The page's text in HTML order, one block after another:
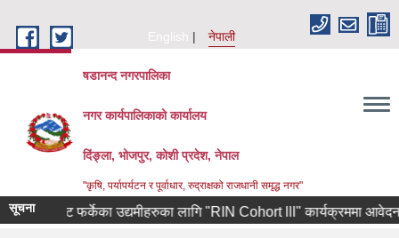
English
नेपाली
षडानन्द नगरपालिका
नगर कार्यपालिकाको कार्यालय
दिंङ्ला, भोजपुर, कोशी प्रदेश, नेपाल
"कृषि, पर्यापर्यटन र पूर्वाधार, रुद्राक्षको राजधानी समृद्ध नगर"
सूचना फर्केका उद्यमीहरुका लागि "RIN Cohort lll" कार्यक्रममा आवेदन पेश